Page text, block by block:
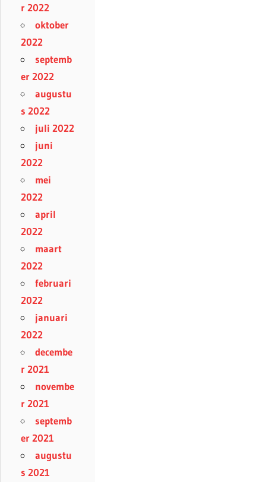
r 2022
oktober
2022
septemb
er 2022
augustu
s 2022
juli 2022
juni
2022
mei
2022
april
2022
maart
2022
februari
2022
januari
2022
decembe
r 2021
novembe
r 2021
septemb
er 2021
augustu
s 2021